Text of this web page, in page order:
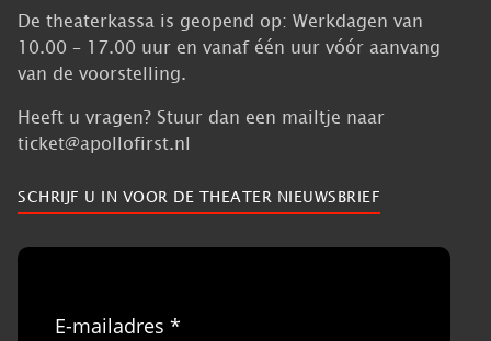
De theaterkassa is geopend op: Werkdagen van
10.00 – 17.00 uur en vanaf één uur vóór aanvang
van de voorstelling.
Heeft u vragen? Stuur dan een mailtje naar
ticket@apollofirst.nl
SCHRIJF U IN VOOR DE THEATER NIEUWSBRIEF
E-mailadres *